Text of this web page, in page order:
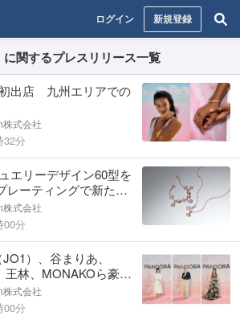
ログイン 新規登録
に関するプレスリリース一覧
出店 九州エリアでの
式会社
32分
エリーデザイン60型を
レーティングで新たに
式会社
00分
）、谷まりあ、
王林、MONAKOら豪華
by PANDORA』
式会社
00分